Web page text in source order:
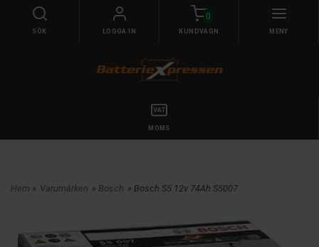
SÖK LOGGA IN
0
KUNDVAGN MENY
MOMS
Hem » Varumärken » Bosch » Bosch S5 12v 74Ah S5007